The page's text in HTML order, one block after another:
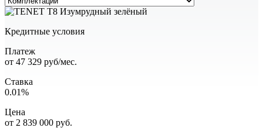
Кредитные условия
Платеж
от 47 329 руб/мес.
Ставка
0.01%
Цена
от 2 839 000 руб.